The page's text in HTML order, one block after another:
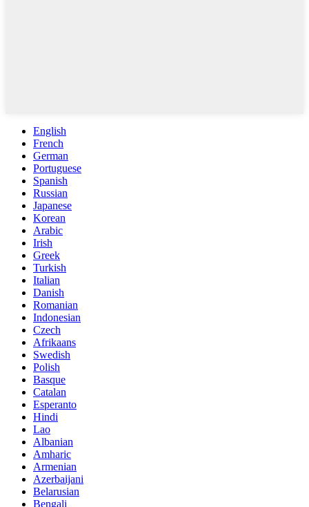
English
French
German
Portuguese
Spanish
Russian
Japanese
Korean
Arabic
Irish
Greek
Turkish
Italian
Danish
Romanian
Indonesian
Czech
Afrikaans
Swedish
Polish
Basque
Catalan
Esperanto
Hindi
Lao
Albanian
Amharic
Armenian
Azerbaijani
Belarusian
Bengali